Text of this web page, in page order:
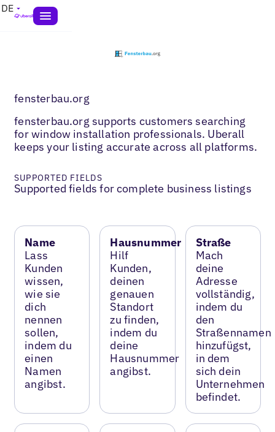
DE
fensterbau.org
fensterbau.org supports customers searching
for window installation professionals. Uberall
keeps your listing accurate across all platforms.
SUPPORTED FIELDS
Supported fields for complete business listings
Name
Lass
Kunden
wissen,
wie sie
dich
nennen
sollen,
indem du
einen
Namen
angibst.
Hausnummer
Hilf
Kunden,
deinen
genauen
Standort
zu finden,
indem du
deine
Hausnummer
angibst.
Straße
Mach
deine
Adresse
vollständig,
indem du
den
Straßennamen
hinzufügst,
in dem
sich dein
Unternehmen
befindet.